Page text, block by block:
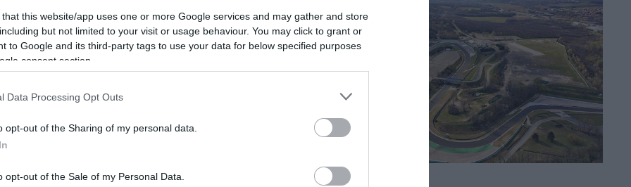
that this website/app uses one or more Google services and may gather and store
but not limited to your visit or usage behaviour. You may click to grant or
to Google and its third-party tags to use your data for below specified purposes
consent section.
Data Processing Opt Outs
opt-out of the Sharing of my personal data.
opt-out of the Sale of my Personal Data.
a kokain egy Ecuadorból induló
banánszállítmányban
értesítették a francia vámszervek arról, hogy egy
rejthettek el. A rakomány
társszervekkel, valamint a Nemzeti Adó- és
nem mutattak gyanús jeleket, a nyomozók azonban a
át. Végül 438 darab, fóliába csomagolt kokaintömböt
VENDÉGLÁTÁS